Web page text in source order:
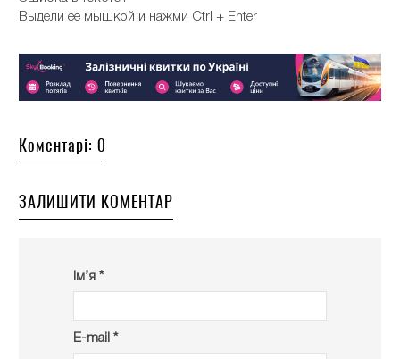
Выдели ее мышкой и нажми Ctrl + Enter
Коментарі: 0
ЗАЛИШИТИ КОМЕНТАР
Ім’я *
E-mail *